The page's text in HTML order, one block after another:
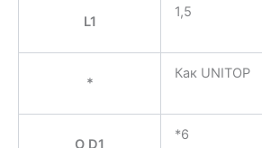
L1
1,5
*
Как UNITOP
*6